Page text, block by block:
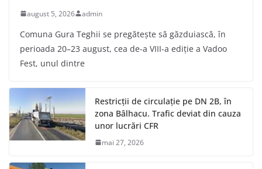
august 5, 2026 admin
Comuna Gura Teghii se pregătește să găzduiască, în
perioada 20–23 august, cea de-a VIII-a ediție a Vadoo
Fest, unul dintre
Restricții de circulație pe DN 2B, în
zona Bâlhacu. Trafic deviat din cauza
unor lucrări CFR
mai 27, 2026